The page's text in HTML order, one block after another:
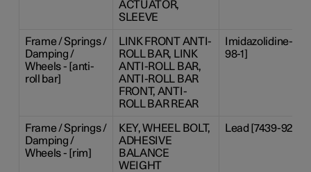
ACTUATOR,
SLEEVE
Frame / Springs /
Damping /
Wheels - [anti-
roll bar]
LINK FRONT ANTI-
ROLL BAR, LINK
ANTI-ROLL BAR,
ANTI-ROLL BAR
FRONT, ANTI-
ROLL BAR REAR
Imidazolidine-2-
98-1]
Frame / Springs /
Damping /
Wheels - [rim]
KEY, WHEEL BOLT,
ADHESIVE
BALANCE
WEIGHT
Lead [7439-92-